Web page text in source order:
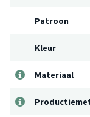
Patroon
Kleur
Materiaal